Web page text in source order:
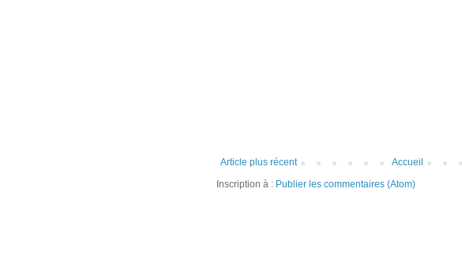
Article plus récent
Accueil
Inscription à : Publier les commentaires (Atom)